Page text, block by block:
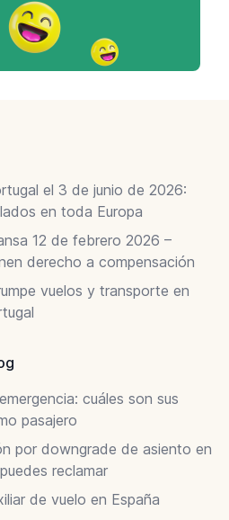
el 3 de junio de 2026:
en toda Europa
12 de febrero 2026 –
derecho a compensación
vuelos y transporte en
cuáles son sus
pasajero
por downgrade de asiento en
reclamar
de vuelo en España